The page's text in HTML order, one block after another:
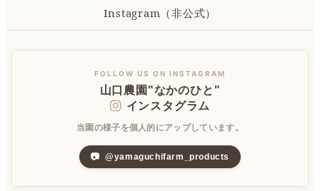
Instagram（非公式）
FOLLOW US ON INSTAGRAM
山口農園"なかのひと"
インスタグラム
当園の様子を個人的にアップしています。
📷 @yamaguchifarm_products